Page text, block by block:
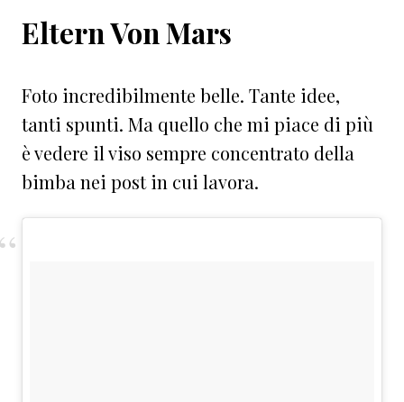
Eltern Von Mars
Foto incredibilmente belle. Tante idee,
tanti spunti. Ma quello che mi piace di più
è vedere il viso sempre concentrato della
bimba nei post in cui lavora.